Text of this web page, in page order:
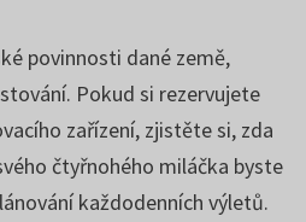
povinnosti dané země,
Pokud si rezervujete
zařízení, zjistěte si, zda
čtyřnohého miláčka byste
každodenních výletů.